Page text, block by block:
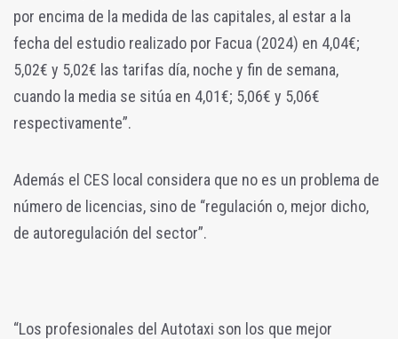
por encima de la medida de las capitales, al estar a la
fecha del estudio realizado por Facua (2024) en 4,04€;
5,02€ y 5,02€ las tarifas día, noche y fin de semana,
cuando la media se sitúa en 4,01€; 5,06€ y 5,06€
respectivamente”.
Además el CES local considera que no es un problema de
número de licencias, sino de “regulación o, mejor dicho,
de autoregulación del sector”.
“Los profesionales del Autotaxi son los que mejor